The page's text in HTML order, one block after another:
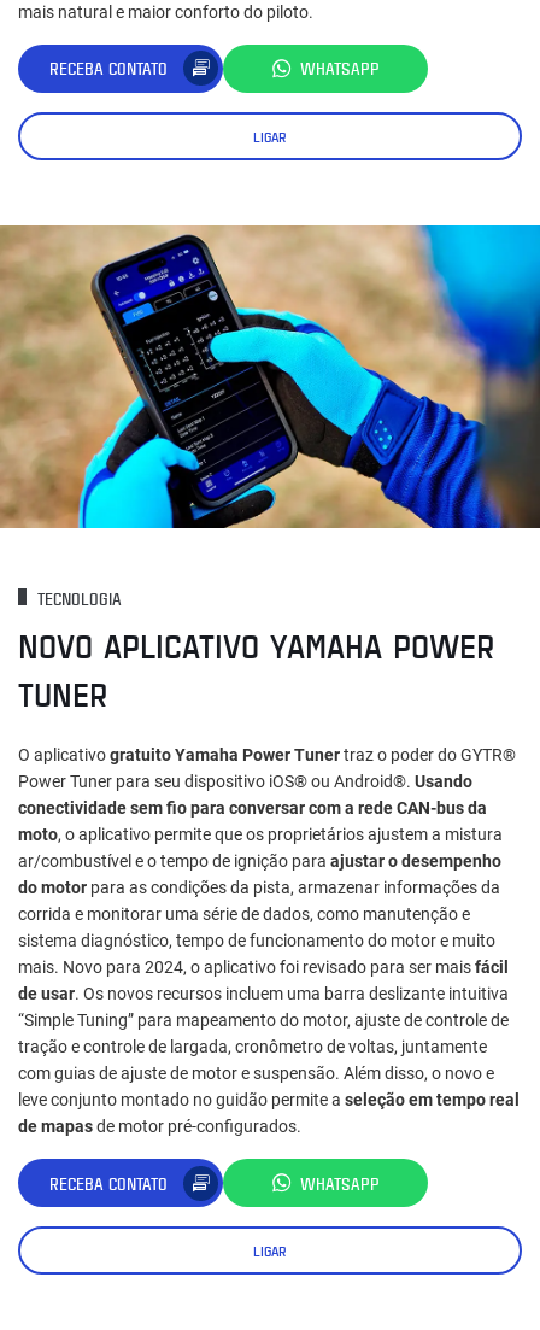
mais natural e maior conforto do piloto.
RECEBA CONTATO WHATSAPP
LIGAR
TECNOLOGIA
NOVO APLICATIVO YAMAHA POWER
TUNER
O aplicativogratuito Yamaha Power Tunertraz o poder do GYTR®
Power Tuner para seu dispositivo iOS® ou Android®. Usando
conectividade sem fio para conversar com a rede CAN-bus da
moto, o aplicativo permite que os proprietários ajustem a mistura
ar/combustível e o tempo de ignição para ajustar o desempenho
do motor para as condições da pista, armazenar informações da
corrida e monitorar uma série de dados, como manutenção e
sistema diagnóstico, tempo de funcionamento do motor e muito
mais. Novo para 2024, o aplicativo foi revisado para ser maisfácil
de usar. Os novos recursos incluem uma barra deslizante intuitiva
“Simple Tuning” para mapeamento do motor, ajuste de controle de
tração e controle de largada, cronômetro de voltas, juntamente
com guias de ajuste de motor e suspensão. Além disso, o novo e
leve conjunto montado no guidão permite a seleção em tempo real
de mapasde motor pré-configurados.
RECEBA CONTATO WHATSAPP
LIGAR